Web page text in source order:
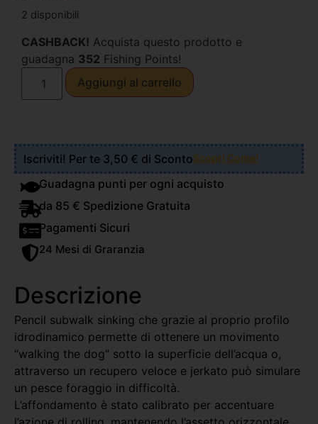
2 disponibili
CASHBACK! Acquista questo prodotto e
guadagna 352 Fishing Points!
Aggiungi al carrello
Iscriviti! Per te 3,50 € di ScontoScopri Come!
Guadagna punti per ogni acquisto
da 85 € Spedizione Gratuita
Pagamenti Sicuri
24 Mesi di Graranzia
Descrizione
Pencil subwalk sinking che grazie al proprio profilo
idrodinamico permette di ottenere un movimento
“walking the dog” sotto la superficie dell’acqua o,
attraverso un recupero veloce e jerkato può simulare
un pesce foraggio in difficoltà.
L’affondamento è stato calibrato per accentuare